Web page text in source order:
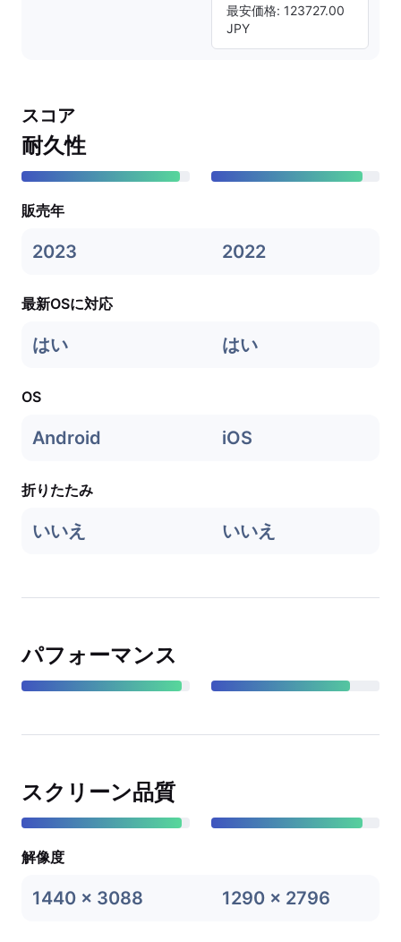
最安価格: 123727.00
JPY
スコア
耐久性
販売年
2023 2022
最新OSに対応
はい はい
OS
Android iOS
折りたたみ
いいえ いいえ
パフォーマンス
スクリーン品質
解像度
1440 x 3088 1290 x 2796